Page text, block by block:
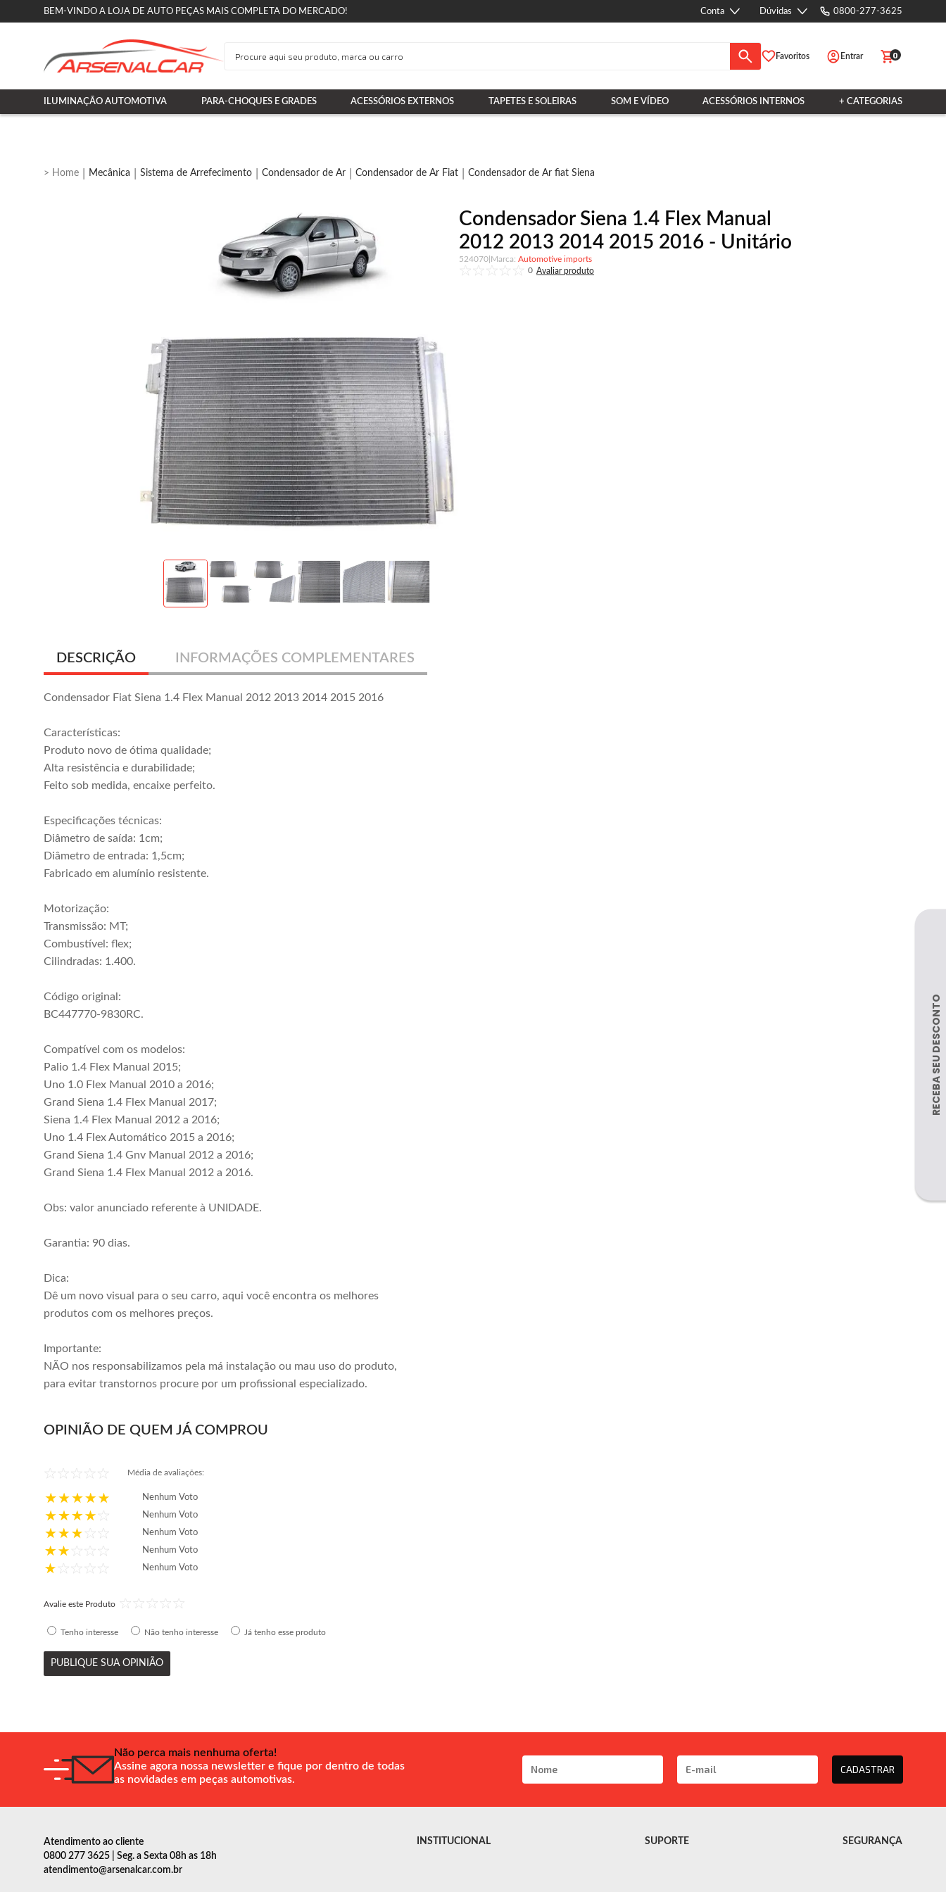
BEM-VINDO A LOJA DE AUTO PEÇAS MAIS COMPLETA DO MERCADO! Conta Dúvidas 0800-277-3625
Favoritos Entrar 0
ILUMINAÇÃO AUTOMOTIVA PARA-CHOQUES E GRADES ACESSÓRIOS EXTERNOS TAPETES E SOLEIRAS SOM E VÍDEO ACESSÓRIOS INTERNOS + CATEGORIAS
Mecânica Sistema de Arrefecimento Condensador de Ar Condensador de Ar Fiat Condensador de Ar fiat Siena
Condensador Siena 1.4 Flex Manual
2012 2013 2014 2015 2016 - Unitário
524070
Automotive imports
0
DESCRIÇÃO INFORMAÇÕES COMPLEMENTARES
Condensador Fiat Siena 1.4 Flex Manual 2012 2013 2014 2015 2016
Características:
Produto novo de ótima qualidade;
Alta resistência e durabilidade;
Feito sob medida, encaixe perfeito.
Especificações técnicas:
Diâmetro de saída: 1cm;
Diâmetro de entrada: 1,5cm;
Fabricado em alumínio resistente.
Motorização:
Transmissão: MT;
Combustível: flex;
Cilindradas: 1.400.
Código original:
BC447770-9830RC.
Compatível com os modelos:
Palio 1.4 Flex Manual 2015;
Uno 1.0 Flex Manual 2010 a 2016;
Grand Siena 1.4 Flex Manual 2017;
Siena 1.4 Flex Manual 2012 a 2016;
Uno 1.4 Flex Automático 2015 a 2016;
Grand Siena 1.4 Gnv Manual 2012 a 2016;
Grand Siena 1.4 Flex Manual 2012 a 2016.
Obs: valor anunciado referente à UNIDADE.
Garantia: 90 dias.
Dica:
Dê um novo visual para o seu carro, aqui você encontra os melhores
produtos com os melhores preços.
Importante:
NÃO nos responsabilizamos pela má instalação ou mau uso do produto,
para evitar transtornos procure por um profissional especializado.
OPINIÃO DE QUEM JÁ COMPROU
Média de avaliações:
Nenhum Voto
Nenhum Voto
Nenhum Voto
Nenhum Voto
Nenhum Voto
Avalie este Produto
Tenho interesse Não tenho interesse Já tenho esse produto
PUBLIQUE SUA OPINIÃO
Não perca mais nenhuma oferta!
Assine agora nossa newsletter e fique por dentro de todas
as novidades em peças automotivas.
CADASTRAR
Atendimento ao cliente
0800 277 3625 | Seg. a Sexta 08h as 18h
atendimento@arsenalcar.com.br
INSTITUCIONAL SUPORTE SEGURANÇA